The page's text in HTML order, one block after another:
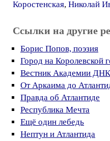
Коростенская, Николай
Ссылки на другие
Борис Попов, поэзия
Город на Королевской
Вестник Академии
От Аркаима до
Правда об Атлантиде
Республика Мечта
Ещё один лебедь
Нептун и Атлантида